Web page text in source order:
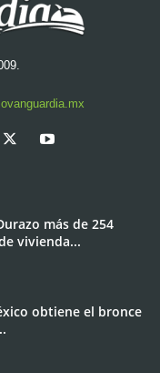
más de 254
vivienda...
obtiene el bronce